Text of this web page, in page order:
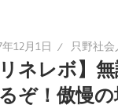
年12月1日 只野社会
リネレボ】
ぞ！傲慢の